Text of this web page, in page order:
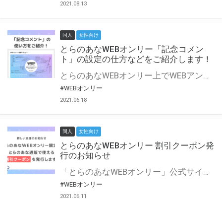
2021.08.13
同人 女性向け
とらのあなWEBオンリー「記念コメン
ト」の設定の仕方などをご紹介します！
とらのあなWEBオンリー上でWEBアンソロジーが作成できる「記念コメント」について、その使い方や作成手順を解説します！ 支援タイプを「サークル参加型」「サークル参加型・マルシェ(イベント会場)機能付き」でお申し込みいただいている主催者様はぜひご活用ください♪ とらのあなWEBオンリーサイトはこちら
#WEBオンリー
2021.06.18
同人 女性向け
とらのあなWEBオンリー 割引クーポン発
行のお知らせ
「とらのあなWEBオンリー」公式サイトでとらのあな通販の「割引クーポン」を配布中！ イベントごとに開催当日限定で使える割引クーポンのシリアルコードを発行します。 とらのあなWEBオンリーのページをチェックして、イベント当日にお得にお買い物を楽しみましょう♪ ※本キャンペーンは予告なく終了する場合がございます。 とらのあなWEBオンリーサイトはこちら
#WEBオンリー
2021.06.11